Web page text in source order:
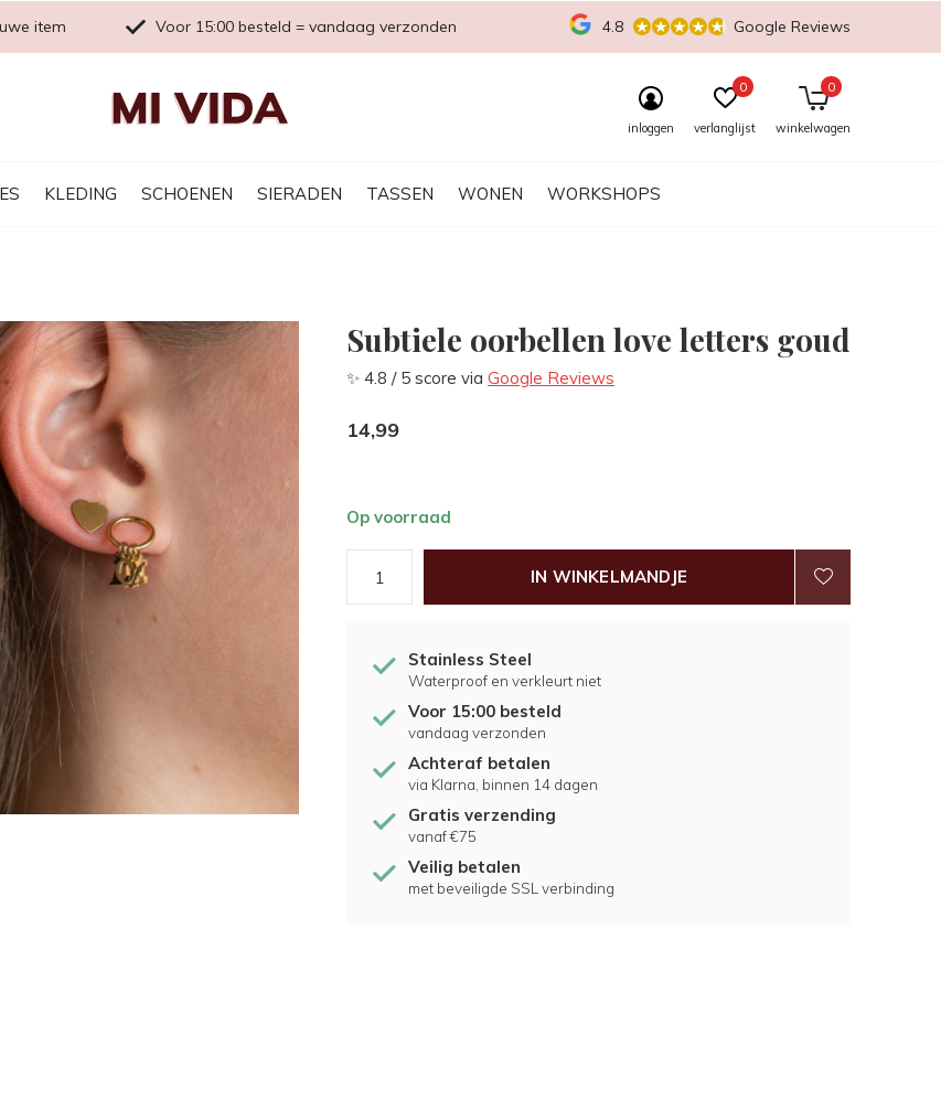
KLEDING SCHOENEN SIERADEN TASSEN WONEN WORKSHOPS
inloggen verlanglijst
0
winkelwagen
0
item Voor 15:00 besteld = vandaag verzonden 4.8 Google Reviews
Subtiele oorbellen love letters goud
✨ 4.8 / 5 score via Google Reviews
14,99
Op voorraad
IN WINKELMANDJE
Stainless Steel
Waterproof en verkleurt niet
Voor 15:00 besteld
vandaag verzonden
Achteraf betalen
via Klarna, binnen 14 dagen
Gratis verzending
vanaf €75
Veilig betalen
met beveiligde SSL verbinding